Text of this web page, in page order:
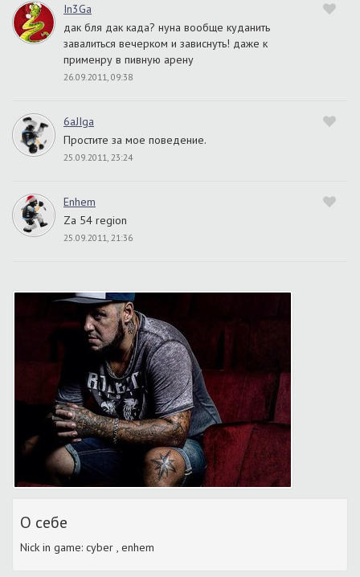
In3Ga
дак бля дак када? нуна вообще куданить
завалиться вечерком и зависнуть! даже к
применру в пивную арену
26.09.2011, 09:38
6aJIga
Простите за мое поведение.
25.09.2011, 23:24
Enhem
Za 54 region
25.09.2011, 21:36
О себе
Nick in game: cyber , enhem